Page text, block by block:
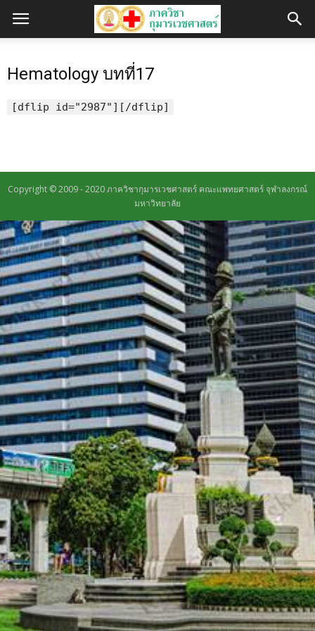
Hematology บทที่17
[dflip id="2987"][/dflip]
Copyright © 2009 - 2020 ภาควิชากุมารเวชศาสตร์ คณะแพทยศาสตร์ จุฬาลงกรณ์
มหาวิทยาลัย